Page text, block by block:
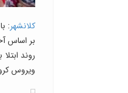
کلانشهر:
بر اساس آخرین آمار تاکنون ۱۵
ویروس